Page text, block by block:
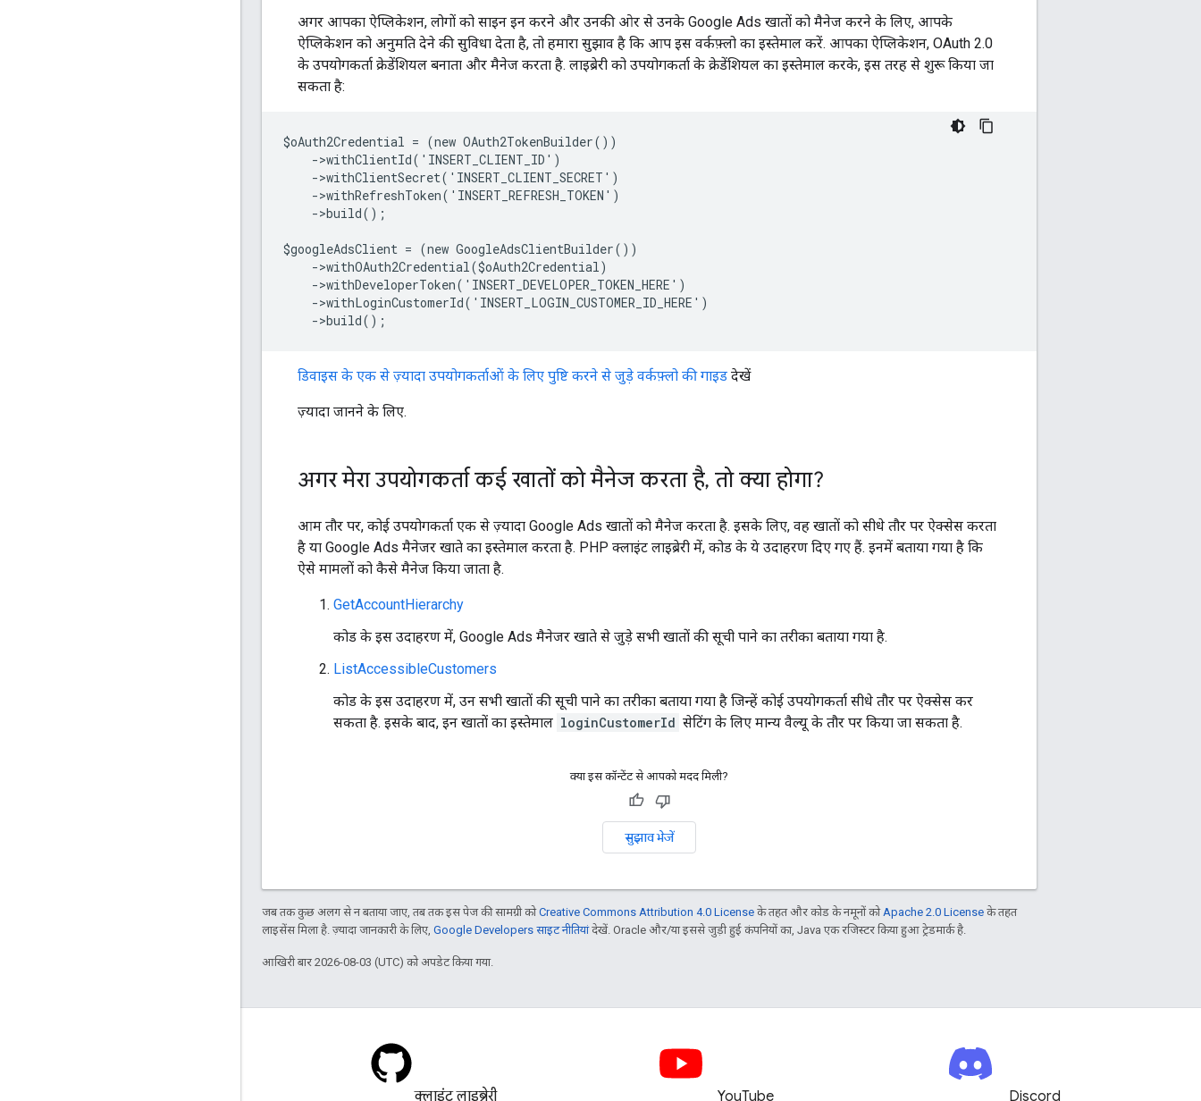
अगर आपका ऐप्लिकेशन, लोगों को साइन इन करने और उनकी ओर से उनके Google Ads खातों को मैनेज करने के लिए, आपके
ऐप्लिकेशन को अनुमति देने की सुविधा देता है, तो हमारा सुझाव है कि आप इस वर्कफ़्लो का इस्तेमाल करें. आपका ऐप्लिकेशन, OAuth 2.0
के उपयोगकर्ता क्रेडेंशियल बनाता और मैनेज करता है. लाइब्रेरी को उपयोगकर्ता के क्रेडेंशियल का इस्तेमाल करके, इस तरह से शुरू किया जा
सकता है:
$oAuth2Credential = (new OAuth2TokenBuilder())
    ->withClientId('INSERT_CLIENT_ID')
    ->withClientSecret('INSERT_CLIENT_SECRET')
    ->withRefreshToken('INSERT_REFRESH_TOKEN')
    ->build();
$googleAdsClient = (new GoogleAdsClientBuilder())
    ->withOAuth2Credential($oAuth2Credential)
    ->withDeveloperToken('INSERT_DEVELOPER_TOKEN_HERE')
    ->withLoginCustomerId('INSERT_LOGIN_CUSTOMER_ID_HERE')
    ->build();
डिवाइस के एक से ज़्यादा उपयोगकर्ताओं के लिए पुष्टि करने से जुड़े वर्कफ़्लो की गाइड देखें
ज़्यादा जानने के लिए.
अगर मेरा उपयोगकर्ता कई खातों को मैनेज करता है, तो क्या होगा?
आम तौर पर, कोई उपयोगकर्ता एक से ज़्यादा Google Ads खातों को मैनेज करता है. इसके लिए, वह खातों को सीधे तौर पर ऐक्सेस करता
है या Google Ads मैनेजर खाते का इस्तेमाल करता है. PHP क्लाइंट लाइब्रेरी में, कोड के ये उदाहरण दिए गए हैं. इनमें बताया गया है कि
ऐसे मामलों को कैसे मैनेज किया जाता है.
GetAccountHierarchy
कोड के इस उदाहरण में, Google Ads मैनेजर खाते से जुड़े सभी खातों की सूची पाने का तरीका बताया गया है.
ListAccessibleCustomers
कोड के इस उदाहरण में, उन सभी खातों की सूची पाने का तरीका बताया गया है जिन्हें कोई उपयोगकर्ता सीधे तौर पर ऐक्सेस कर
सकता है. इसके बाद, इन खातों का इस्तेमाल loginCustomerId सेटिंग के लिए मान्य वैल्यू के तौर पर किया जा सकता है.
क्या इस कॉन्टेंट से आपको मदद मिली?
सुझाव भेजें
जब तक कुछ अलग से न बताया जाए, तब तक इस पेज की सामग्री कोCreative Commons Attribution 4.0 License के तहत और कोड के नमूनों को Apache 2.0 License के तहत
लाइसेंस मिला है. ज़्यादा जानकारी के लिए, Google Developers साइट नीतियांदेखें. Oracle और/या इससे जुड़ी हुई कंपनियों का, Java एक रजिस्टर किया हुआ ट्रेडमार्क है.
आखिरी बार 2026-08-03 (UTC) को अपडेट किया गया.
क्लाइंट लाइब्रेरी YouTube Discord